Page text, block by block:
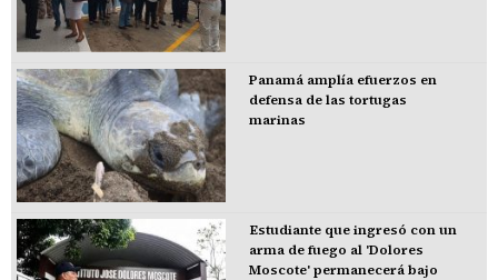
Panamá amplía efuerzos en
defensa de las tortugas
marinas
Estudiante que ingresó con un
arma de fuego al 'Dolores
Moscote' permanecerá bajo